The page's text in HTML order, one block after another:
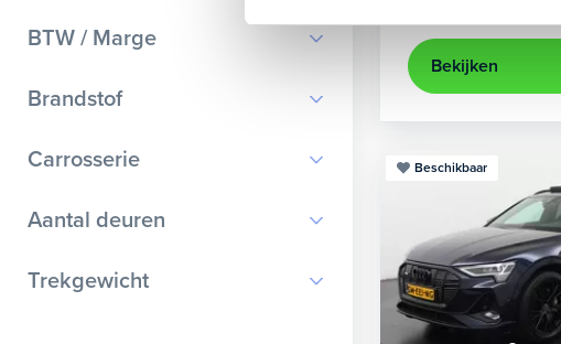
BTW / Marge
BTW
Brandstof
Benzine
Elektrisch
Hybride benzine
Carrosserie
Bestelauto
Chassis cabine
Aantal deuren
Trekgewicht
Bekijken
Beschikbaar